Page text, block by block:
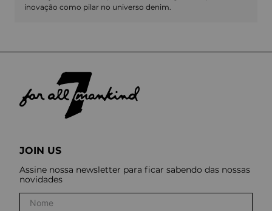
inovação como pilar no universo denim.
JOIN US
Assine nossa newsletter para ficar sabendo das nossas
novidades